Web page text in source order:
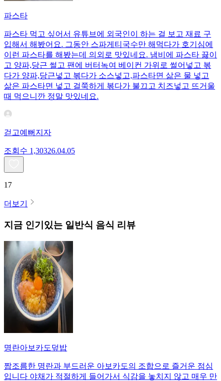
파스타
파스타 먹고 싶어서 유튜브에 외국인이 하는 걸 보고 재료 구
입해서 해봤어요. 그동안 스파게티국수만 해먹다가 호기심에
이런 파스타를 해봤는데 의외로 맛있네요. 냄비에 파스타 끓이
고 양파,당근 썰고 팬에 버터녹여 베이컨 가위로 썰어넣고 볶
다가 양파,당근넣고 볶다가 소스넣고,파스타면 삶은 물 넣고
삶은 파스타면 넣고 걸쭉하게 볶다가 불끄고 치즈넣고 뜨거울
때 먹으니깐 정말 맛있네요.
걷고예뻐지자
조회수 1,30326.04.05
17
더보기
지금 인기있는 일반식 음식 리뷰
명란아보카도덮밥
짭조름한 명란과 부드러운 아보카도의 조합으로 즐거운 점심
입니다 야채가 적절하게 들어가서 식감을 놓치지 않고 매우 만